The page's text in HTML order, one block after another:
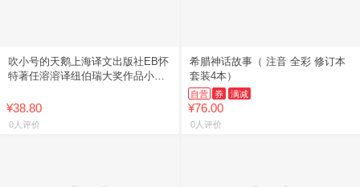
吹小号的天鹅上海译文出版社EB怀
特著任溶溶译纽伯瑞大奖作品小学
岁儿童文学故事书
¥38.80
0人评价
希腊神话故事（ 注音 全彩 修订本
套装4本）
自营 券 满减
¥76.00
0人评价